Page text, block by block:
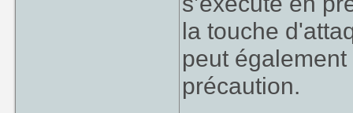
la touche
peut
précaution.